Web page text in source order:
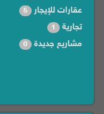
عقارات للإيجار 5
تجارية 1
مشاريع جديدة 0